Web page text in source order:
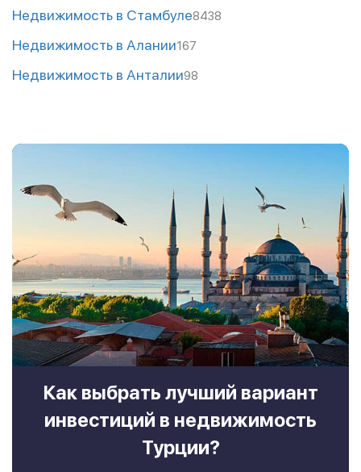
Недвижимость в Стамбуле8438
Недвижимость в Алании167
Недвижимость в Анталии98
Как выбрать лучший вариант
инвестиций в недвижимость
Турции?